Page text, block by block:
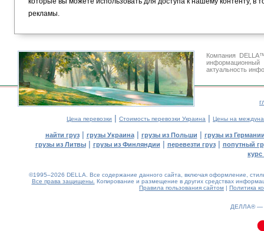
рекламы.
Компания
актуальность
Цена перевозки | Стоимость перевозки Украина | Цены на
найти груз| грузы Украина| грузы из Польши | грузы из
грузы из Литвы| грузы из Финляндии | перевезти груз| попутный
курс
©1995–2026 DELLA. Все содержание данного сайта, включая оформление,
Все права защищены. Копирование и размещение в других средствах
Правила пользования сайтом | Политика
ДЕЛЛА® —